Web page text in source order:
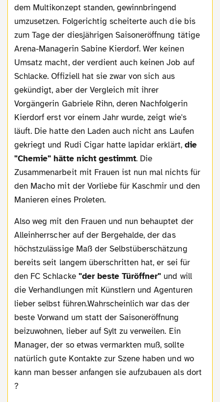
dem Multikonzept standen, gewinnbringend
umzusetzen. Folgerichtig scheiterte auch die bis
zum Tage der diesjährigen Saisoneröffnung tätige
Arena-Managerin Sabine Kierdorf. Wer keinen
Umsatz macht, der verdient auch keinen Job auf
Schlacke. Offiziell hat sie zwar von sich aus
gekündigt, aber der Vergleich mit ihrer
Vorgängerin Gabriele Rihn, deren Nachfolgerin
Kierdorf erst vor einem Jahr wurde, zeigt wie's
läuft. Die hatte den Laden auch nicht ans Laufen
gekriegt und Rudi Cigar hatte lapidar erklärt, die
"Chemie" hätte nicht gestimmt. Die
Zusammenarbeit mit Frauen ist nun mal nichts für
den Macho mit der Vorliebe für Kaschmir und den
Manieren eines Proleten.
Also weg mit den Frauen und nun behauptet der
Alleinherrscher auf der Bergehalde, der das
höchstzulässige Maß der Selbstüberschätzung
bereits seit langem überschritten hat, er sei für
den FC Schlacke "der beste Türöffner" und will
die Verhandlungen mit Künstlern und Agenturen
lieber selbst führen.Wahrscheinlich war das der
beste Vorwand um statt der Saisoneröffnung
beizuwohnen, lieber auf Sylt zu verweilen. Ein
Manager, der so etwas vermarkten muß, sollte
natürlich gute Kontakte zur Szene haben und wo
kann man besser anfangen sie aufzubauen als dort
?